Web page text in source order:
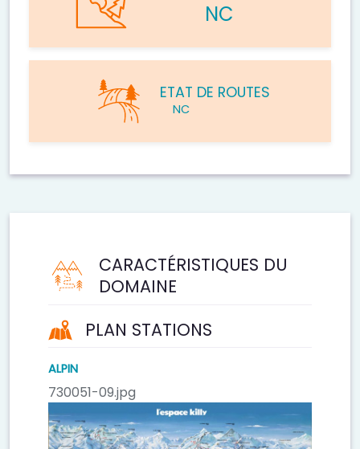
NC
ETAT DE ROUTES
NC
CARACTÉRISTIQUES DU
DOMAINE
PLAN STATIONS
ALPIN
730051-09.jpg